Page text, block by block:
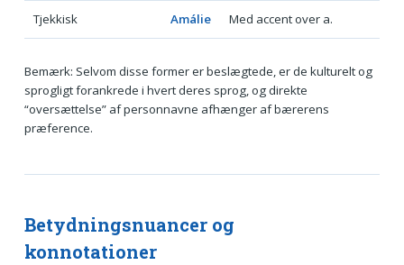
Tjekkisk Amálie Med accent over a.
Bemærk: Selvom disse former er beslægtede, er de kulturelt og
sprogligt forankrede i hvert deres sprog, og direkte
“oversættelse” af personnavne afhænger af bærerens
præference.
Betydningsnuancer og
konnotationer